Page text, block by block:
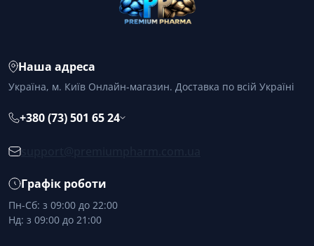
Наша адреса
Україна, м. Київ Онлайн-магазин. Доставка по всій Україні
+380 (73) 501 65 24
Графік роботи
Пн-Сб: з 09:00 до 22:00
Нд: з 09:00 до 21:00